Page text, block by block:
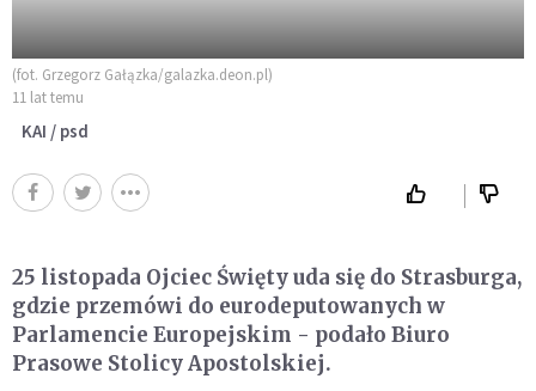
(fot. Grzegorz Gałązka/galazka.deon.pl)
11 lat temu
KAI / psd
25 listopada Ojciec Święty uda się do Strasburga,
gdzie przemówi do eurodeputowanych w
Parlamencie Europejskim - podało Biuro
Prasowe Stolicy Apostolskiej.